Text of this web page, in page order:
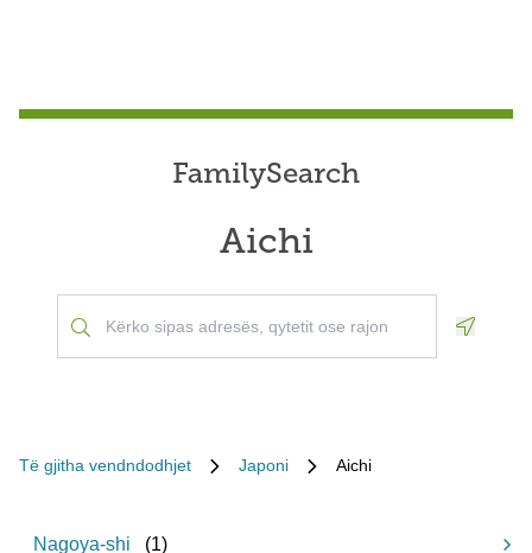
FamilySearch
Aichi
Të gjitha vendndodhjet Japoni Aichi
Nagoya-shi (1)